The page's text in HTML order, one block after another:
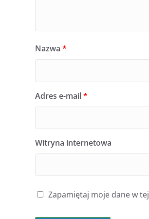
Nazwa *
Adres e-mail*
Witryna internetowa
Zapamiętaj moje dane w